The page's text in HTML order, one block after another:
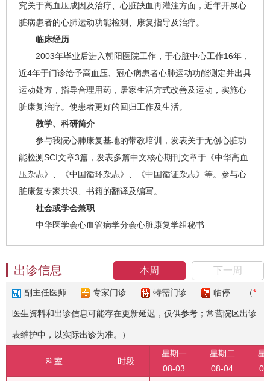
究关于高血压成因及治疗、心脏缺血再灌注方面，近年开展心
脏病患者的心肺运动功能检测、康复指导及治疗。
临床经历
2003年毕业后进入朝阳医院工作，于心脏中心工作16年，
近4年于门诊给予高血压、冠心病患者心肺运动功能测定并出具
运动处方，指导合理用药，居家生活方式改善及运动，实施心
脏康复治疗。使患者更好的回归工作及生活。
教学、科研简介
参与我院心肺康复基地的带教培训，发表关于无创心脏功
能检测SCI文章3篇，发表多篇中文核心期刊文章于《中华高血
压杂志》、《中国循环杂志》、《中国循证杂志》等。参与心
脏康复专家共识、书籍的翻译及编写。
社会或学会兼职
中华医学会心血管病学分会心脏康复学组秘书
本周 下一周
出诊信息
副主任医师 专家门诊 特需门诊 临停 （*
医生资料和出诊信息可能存在更新延迟，仅供参考；常营院区出诊
表维护中，以实际出诊为准。）
科室 时段
星期一
08-03
星期二
08-04
星